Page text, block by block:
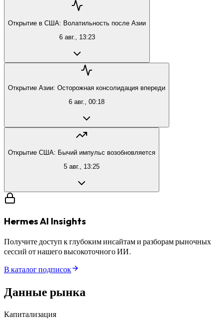
Открытие в США: Волатильность после Азии
6 авг., 13:23
Открытие Азии: Осторожная консолидация впереди
6 авг., 00:18
Открытие США: Бычий импульс возобновляется
5 авг., 13:25
Hermes AI Insights
Получите доступ к глубоким инсайтам и разборам рыночных
сессий от нашего высокоточного ИИ.
В каталог подписок
Данные рынка
Капитализация